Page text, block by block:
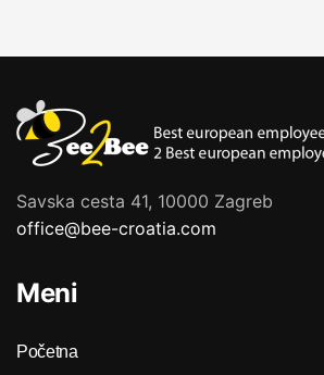
Savska cesta 41, 10000 Zagreb
office@bee-croatia.com
Meni
Početna